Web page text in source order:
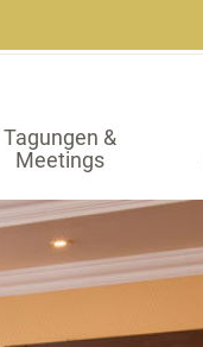
Tagungen &
Meetings